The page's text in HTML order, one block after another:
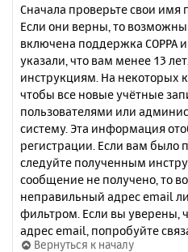
Сначала проверьте свои имя
Если они верны, то
включена поддержка COPPA
указали, что вам менее 13
инструкциям. На некоторых
чтобы все новые учётные
пользователями или
систему. Эта информация
регистрации. Если вам было
следуйте полученным
сообщение не получено, то
неправильный адрес email
фильтром. Если вы уверены,
адрес email, попробуйте
Вернуться к началу